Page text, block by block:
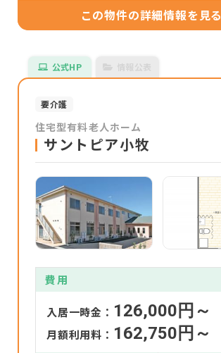
この物件の詳細情報を見る
公式HP
要介護
住宅型有料老人ホーム
サントピア小牧
費用
入居一時金： 126,000円～
月額利用料： 162,750円～